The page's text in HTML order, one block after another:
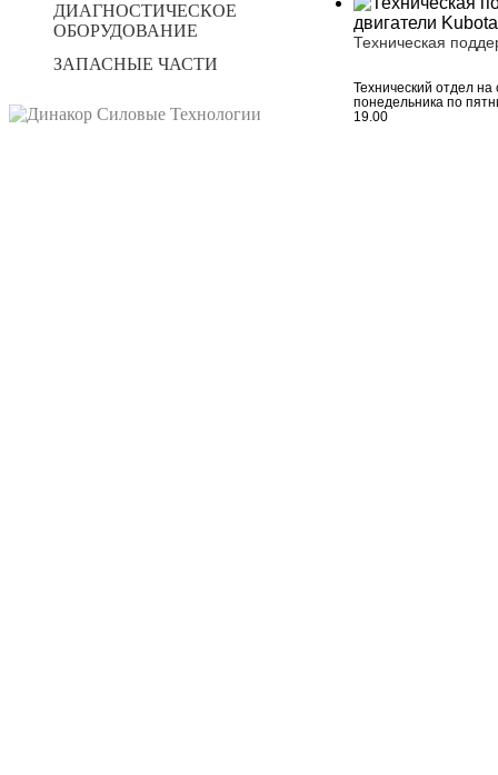
ДИАГНОСТИЧЕСКОЕ
ОБОРУДОВАНИЕ
ЗАПАСНЫЕ ЧАСТИ
Техническая
Технический отдел на
понедельника по
19.00